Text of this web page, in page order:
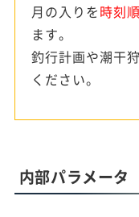
月の入りを時刻順
ます。
釣行計画や潮干
ください。
内部パラメータ